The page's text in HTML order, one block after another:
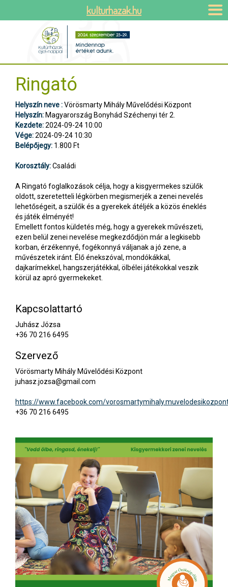
Ringató
Helyszín neve :Vörösmarty Mihály Művelődési Központ
Helyszín: Magyarország Bonyhád Széchenyi tér 2.
Kezdete:2024-09-24 10:00
Vége:2024-09-24 10:30
Belépőjegy: 1.800 Ft
Korosztály:Családi
A Ringató foglalkozások célja, hogy a kisgyermekes szülők
oldott, szeretetteli légkörben megismerjék a zenei nevelés
lehetőségeit, a szülők és a gyerekek átéljék a közös éneklés
és játék élményét!
Emellett fontos küldetés még, hogy a gyerekek művészeti,
ezen belül zenei nevelése megkezdődjön már a legkisebb
korban, érzékennyé, fogékonnyá váljanak a jó zene, a
művészetek iránt. Élő énekszóval, mondókákkal,
dajkarímekkel, hangszerjátékkal, ölbélei játékokkal veszik
körül az apró gyermekeket.
Kapcsolattartó
Juhász Józsa
+36 70 216 6495
Szervező
Vörösmarty Mihály Művelődési Központ
juhasz.jozsa@gmail.com
https://www.facebook.com/
+36 70 216 6495
kulturhazak.hu